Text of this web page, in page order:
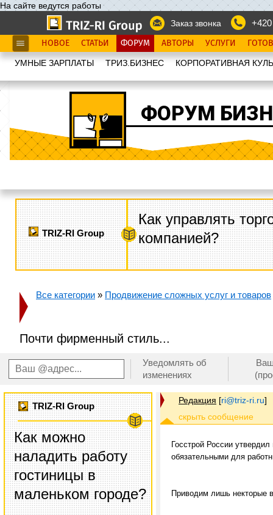
На сайте ведутся работы
Заказ звонка
НОВОЕ СТАТЬИ ФОРУМ АВТОРЫ УСЛУГИ
УМНЫЕ ЗАРПЛАТЫ ТРИЗ.БИЗНЕС КОРПОРАТИВНАЯ
ФОРУМ
TRIZ-RI Group
Как управлять
компанией?
Все категории » Продвижение сложных услуг и товаров
Почти фирменный стиль...
Уведомлять об
изменениях
TRIZ-RI Group
Как можно
наладить работу
гостиницы в
маленьком городе?
Редакция [ri@triz-ri.ru]
Госстрой России
обязательными для
Приводим лишь некторые